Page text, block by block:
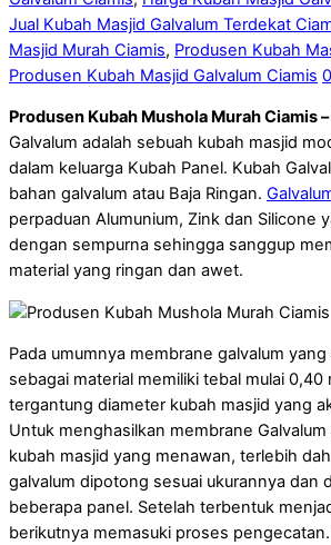
Jual Kubah Masjid Galvalum Terdekat
Masjid Murah Ciamis, Produsen Kubah
Produsen Kubah Masjid Galvalum Ciamis 0
Produsen Kubah Mushola Murah Ciamis –
Galvalum adalah sebuah kubah masjid
dalam keluarga Kubah Panel. Kubah
bahan galvalum atau Baja Ringan.
perpaduan Alumunium, Zink dan Silicone
dengan sempurna sehingga sanggup
material yang ringan dan awet.
Pada umumnya membrane galvalum
sebagai material memiliki tebal mulai 0,40
tergantung diameter kubah masjid yang
Untuk menghasilkan membrane
kubah masjid yang menawan, terlebih
galvalum dipotong sesuai ukurannya dan
beberapa panel. Setelah terbentuk
berikutnya memasuki proses